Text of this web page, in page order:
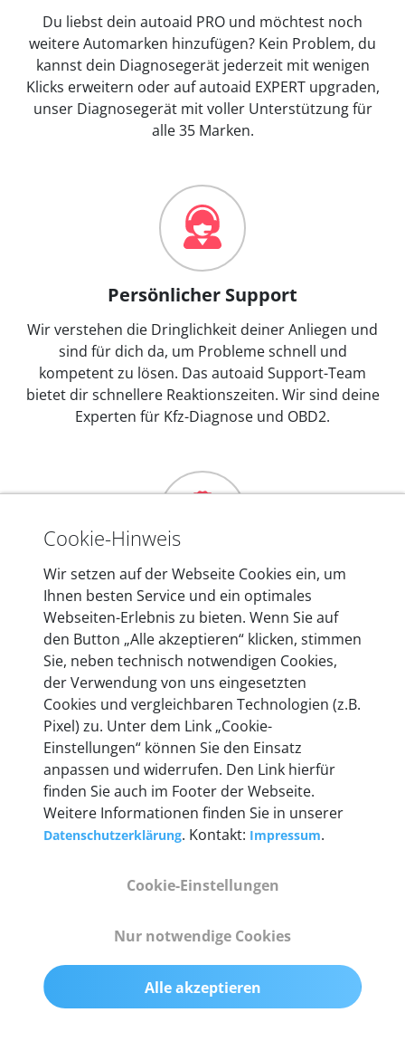
Du liebst dein autoaid PRO und möchtest noch
weitere Automarken hinzufügen? Kein Problem, du
kannst dein Diagnosegerät jederzeit mit wenigen
Klicks erweitern oder auf autoaid EXPERT upgraden,
unser Diagnosegerät mit voller Unterstützung für
alle 35 Marken.
Persönlicher Support
Wir verstehen die Dringlichkeit deiner Anliegen und
sind für dich da, um Probleme schnell und
kompetent zu lösen. Das autoaid Support-Team
bietet dir schnellere Reaktionszeiten. Wir sind deine
Experten für Kfz-Diagnose und OBD2.
Mehr als 10 Jahre Erfahrung
In den Kfz-Diagnosegeräten von autoaid stecken
mehr als 10 Jahre Erfahrung, und auch in Zukunft
entwickeln wir unsere Produkte am Standort in
Berlin laufend weiter. Auf diese Qualität vertrauen
heute mehr als 60.000 Privatkunden und
Unternehmen.
Technische Details &
Lieferumfang
Abmessungen
55 mm x 25 mm x 12 mm
Cookie-Hinweis
Wir setzen auf der Webseite Cookies ein, um
Ihnen besten Service und ein optimales
Webseiten-Erlebnis zu bieten. Wenn Sie auf
den Button „Alle akzeptieren“ klicken, stimmen
Sie, neben technisch notwendigen Cookies,
der Verwendung von uns eingesetzten
Cookies und vergleichbaren Technologien (z.B.
Pixel) zu. Unter dem Link „Cookie-
Einstellungen“ können Sie den Einsatz
anpassen und widerrufen. Den Link hierfür
finden Sie auch im Footer der Webseite.
Weitere Informationen finden Sie in unserer
Datenschutzerklärung. Kontakt: Impressum.
Cookie-Einstellungen
Nur notwendige Cookies
Alle akzeptieren